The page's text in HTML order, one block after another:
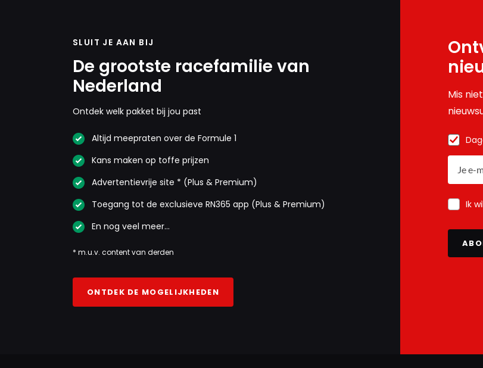
SLUIT JE AAN BIJ
De grootste racefamilie van
Nederland
Ontdek welk pakket bij jou past
Altijd meepraten over de Formule 1
Kans maken op toffe prijzen
Advertentievrije site * (Plus & Premium)
Toegang tot de exclusieve RN365 app (Plus & Premium)
En nog veel meer…
* m.u.v. content van derden
ONTDEK DE MOGELIJKHEDEN
Mis
Ik